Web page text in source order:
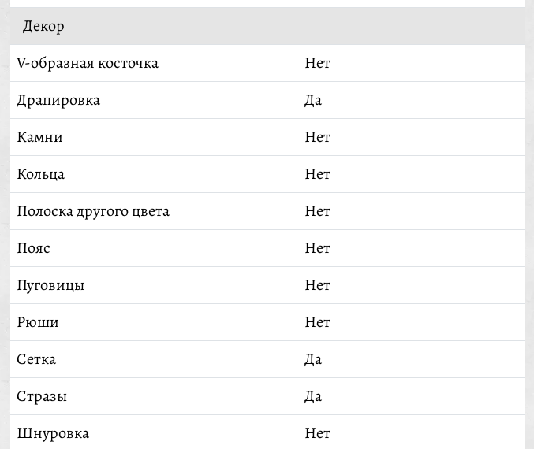
Декор
V-образная косточка
Нет
Драпировка
Да
Камни
Нет
Кольца
Нет
Полоска другого цвета
Нет
Пояс
Нет
Пуговицы
Нет
Рюши
Нет
Сетка
Да
Стразы
Да
Шнуровка
Нет